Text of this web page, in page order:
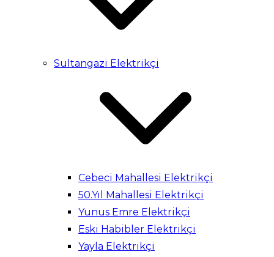
Sultangazi Elektrikçi
Cebeci Mahallesi Elektrikçi
50.Yıl Mahallesi Elektrikçi
Yunus Emre Elektrikçi
Eski Habibler Elektrikçi
Yayla Elektrikçi